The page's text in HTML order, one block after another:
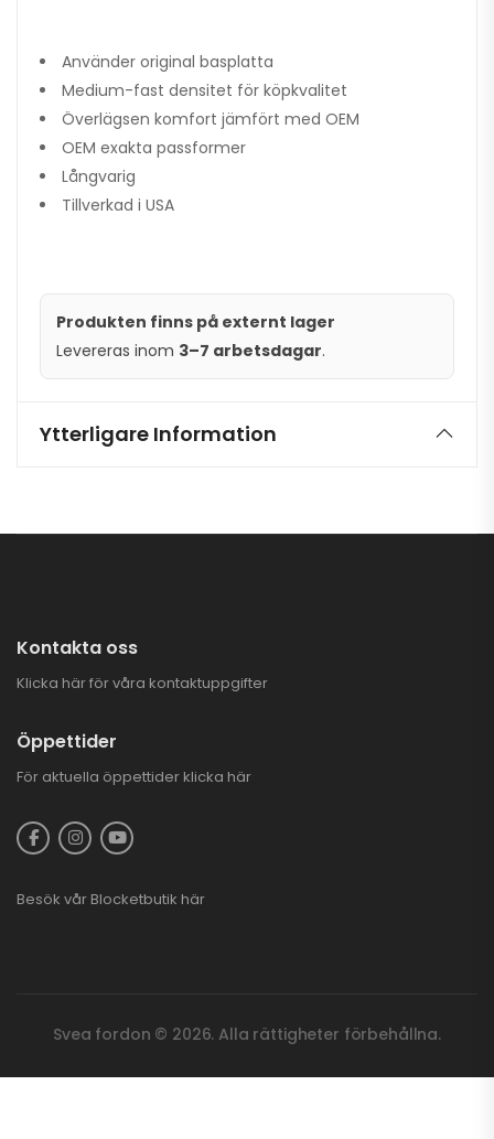
Använder original basplatta
Medium-fast densitet för köpkvalitet
Överlägsen komfort jämfört med OEM
OEM exakta passformer
Långvarig
Tillverkad i USA
Produkten finns på externt lager
Levereras inom 3–7 arbetsdagar.
Ytterligare Information
Kontakta oss
Klicka här för våra kontaktuppgifter
Öppettider
För aktuella öppettider klicka här
Besök vår Blocketbutik här
Svea fordon © 2026. Alla rättigheter förbehållna.